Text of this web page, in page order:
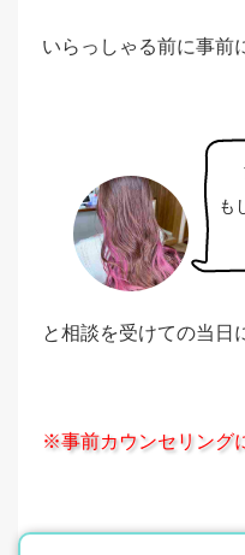
いらっしゃる前に事前
も
と相談を受けての当日
※事前カウンセリング